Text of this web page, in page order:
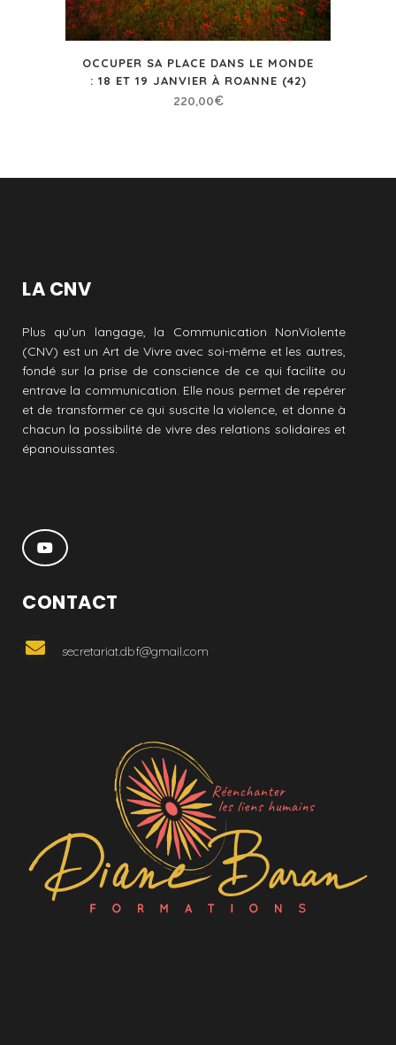
OCCUPER SA PLACE DANS LE MONDE
: 18 ET 19 JANVIER À ROANNE (42)
220,00€
LA CNV
Plus qu’un langage, la Communication NonViolente
(CNV) est un Art de Vivre avec soi-même et les autres,
fondé sur la prise de conscience de ce qui facilite ou
entrave la communication. Elle nous permet de repérer
et de transformer ce qui suscite la violence, et donne à
chacun la possibilité de vivre des relations solidaires et
épanouissantes.
CONTACT
secretariat.dbf@gmail.com